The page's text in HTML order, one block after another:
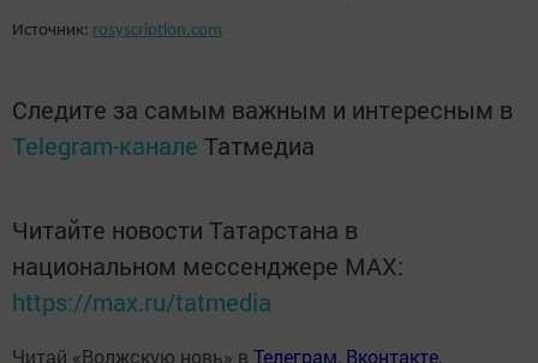
Источник: rosyscription.com
Следите за самым важным и интересным в
Telegram-канале Татмедиа
Читайте новости Татарстана в
национальном мессенджере MАХ:
https://max.ru/tatmedia
Читай «Волжскую новь» в Телеграм, Вконтакте,